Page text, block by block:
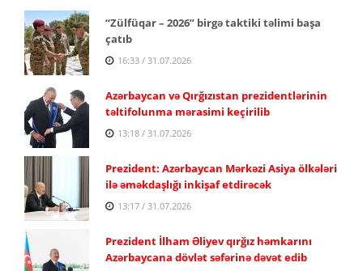
“Zülfüqar – 2026” birgə taktiki təlimi başa
çatıb
16:33 / 31.07.2026
Azərbaycan və Qırğızıstan prezidentlərinin
təltifolunma mərasimi keçirilib
13:18 / 31.07.2026
Prezident: Azərbaycan Mərkəzi Asiya ölkələri
ilə əməkdaşlığı inkişaf etdirəcək
13:17 / 31.07.2026
Prezident İlham Əliyev qırğız həmkarını
Azərbaycana dövlət səfərinə dəvət edib